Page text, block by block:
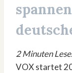
2 Minuten
VOX startet